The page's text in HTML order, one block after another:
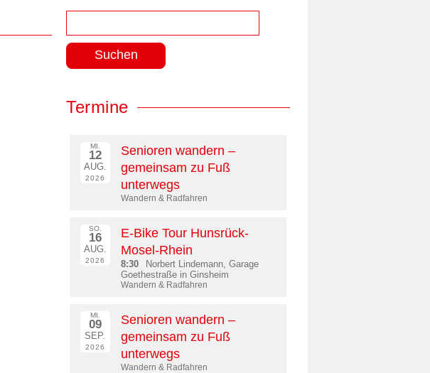
nach:
Termine
MI.
12
AUG.
2026
Senioren wandern –
gemeinsam zu Fuß
unterwegs
Wandern & Radfahren
SO.
16
AUG.
2026
E-Bike Tour Hunsrück-
Mosel-Rhein
8:30
Norbert Lindemann, Garage
Goethestraße in Ginsheim
Wandern & Radfahren
MI.
09
SEP.
2026
Senioren wandern –
gemeinsam zu Fuß
unterwegs
Wandern & Radfahren